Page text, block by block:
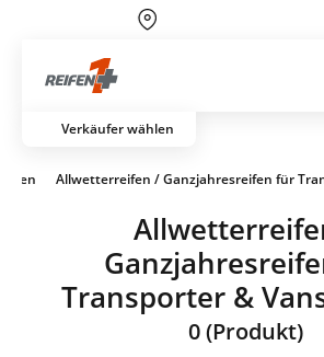
Über 700 Partnerwerkstätten
Verkäufer wählen
Allwetterreifen / Ganzjahresreifen für
Transporter &
0 (Produkt)